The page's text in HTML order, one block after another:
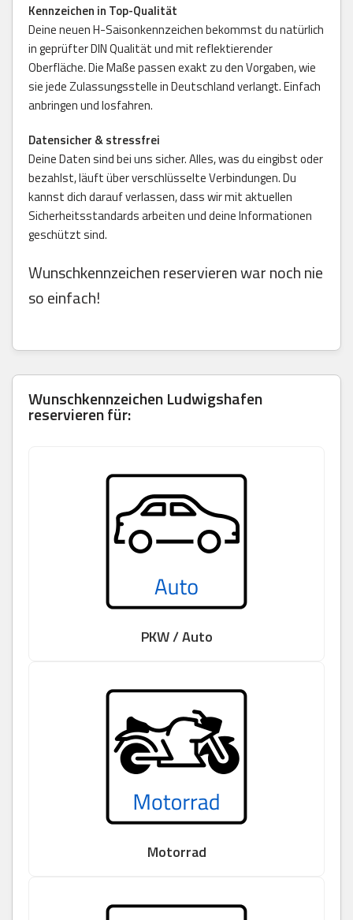
Kennzeichen in Top-Qualität
Deine neuen H-Saisonkennzeichen bekommst du natürlich
in geprüfter DIN Qualität und mit reflektierender
Oberfläche. Die Maße passen exakt zu den Vorgaben, wie
sie jede Zulassungsstelle in Deutschland verlangt. Einfach
anbringen und losfahren.
Datensicher & stressfrei
Deine Daten sind bei uns sicher. Alles, was du eingibst oder
bezahlst, läuft über verschlüsselte Verbindungen. Du
kannst dich darauf verlassen, dass wir mit aktuellen
Sicherheitsstandards arbeiten und deine Informationen
geschützt sind.
Wunschkennzeichen reservieren war noch nie
so einfach!
Wunschkennzeichen Ludwigshafen
reservieren für:
PKW / Auto
Motorrad